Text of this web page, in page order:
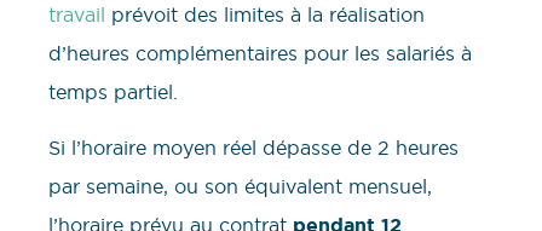
travail prévoit des limites à la réalisation
d’heures complémentaires pour les salariés à
temps partiel.
Si l’horaire moyen réel dépasse de 2 heures
par semaine, ou son équivalent mensuel,
l’horaire prévu au contrat pendant 12